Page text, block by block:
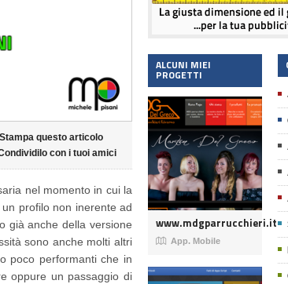
Stampa questo articolo
con i tuoi amici
nel momento in cui la
profilo non inerente ad
già anche della versione
sono anche molti altri
poco performanti che in
oppure un passaggio di
ALCUNI MIEI
PROGETTI
www.mdgparrucchieri.it
 App. Mobile